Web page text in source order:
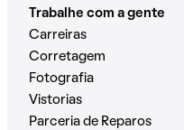
Trabalhe com a gente
Carreiras
Corretagem
Fotografia
Vistorias
Parceria de Reparos